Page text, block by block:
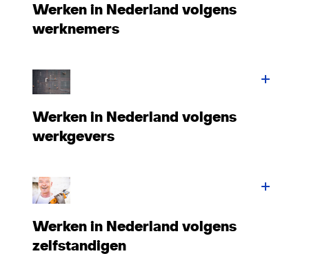
Werken in Nederland volgens
werknemers
Werken in Nederland volgens
werkgevers
Werken in Nederland volgens
zelfstandigen